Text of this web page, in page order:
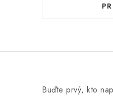
Buďte prvý, kto